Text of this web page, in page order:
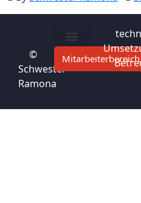
©
Schwester
Ramona
Mitarbeiterbereich